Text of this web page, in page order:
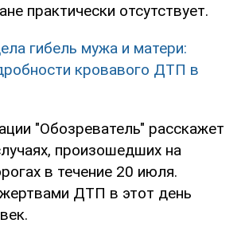
практически отсутствует.
гибель мужа и матери:
кровавого ДТП в
"Обозреватель" расскажет
произошедших на
в течение 20 июля.
ДТП в этот день